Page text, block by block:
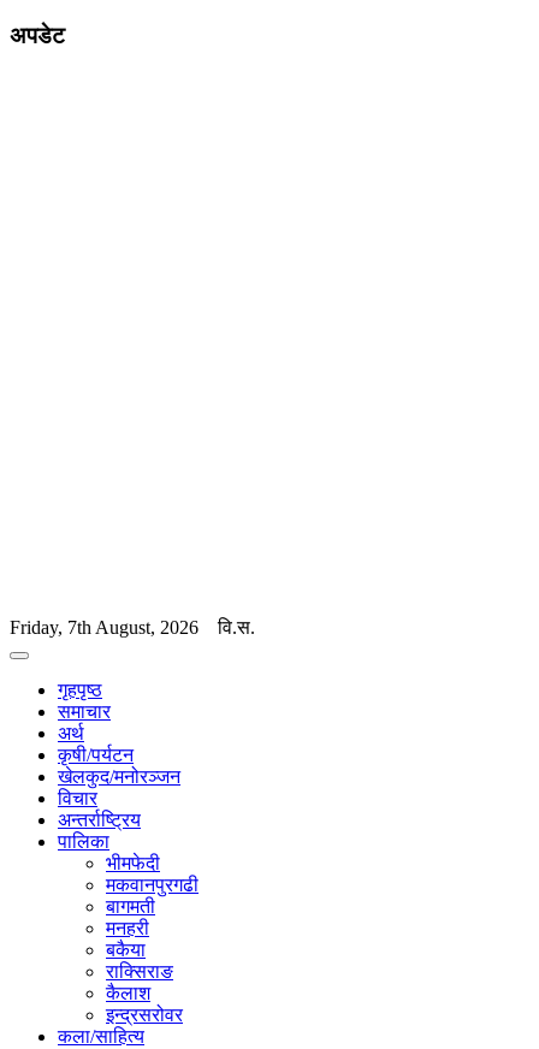
अपडेट
Friday, 7th August, 2026 वि.स.
गृहपृष्ठ
समाचार
अर्थ
कृषी/पर्यटन
खेलकुद/मनोरञ्जन
विचार
अन्तर्राष्ट्रिय
पालिका
भीमफेदी
मकवानपुरगढी
बागमती
मनहरी
बकैया
राक्सिराङ
कैलाश
इन्द्रसरोवर
कला/साहित्य